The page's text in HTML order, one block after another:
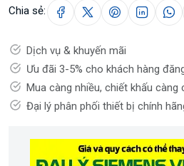
Chia sẻ:
Dịch vụ & khuyến mãi
Ưu đãi 3-5% cho khách hàng
Mua càng nhiều, chiết khấu càng
Đại lý phân phối thiết bị chính